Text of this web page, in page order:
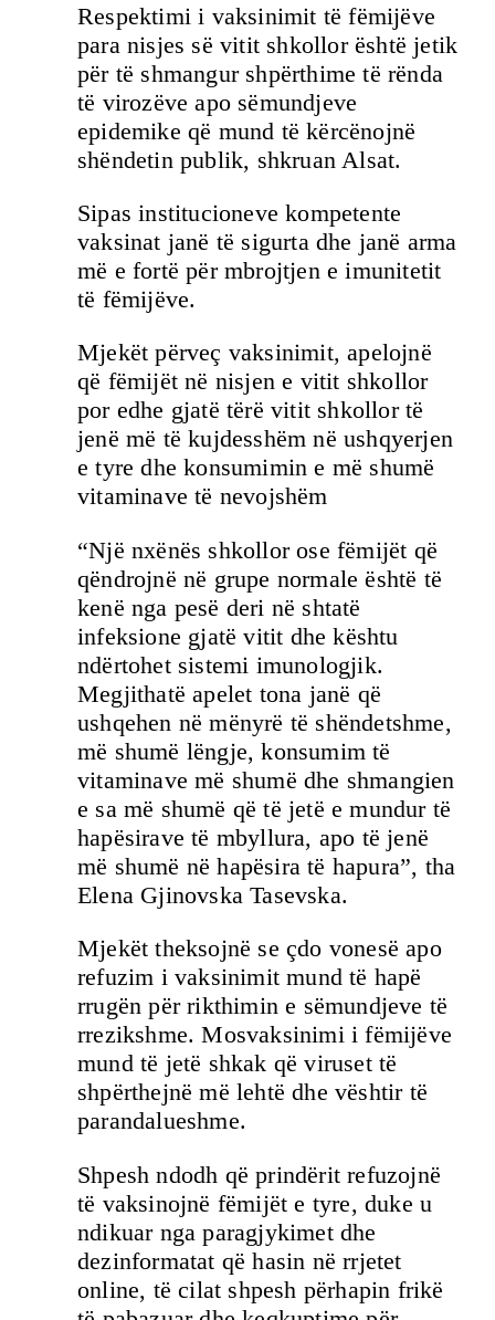
Respektimi i vaksinimit të fëmijëve
para nisjes së vitit shkollor është jetik
për të shmangur shpërthime të rënda
të virozëve apo sëmundjeve
epidemike që mund të kërcënojnë
shëndetin publik, shkruan Alsat.
Sipas institucioneve kompetente
vaksinat janë të sigurta dhe janë arma
më e fortë për mbrojtjen e imunitetit
të fëmijëve.
Mjekët përveç vaksinimit, apelojnë
që fëmijët në nisjen e vitit shkollor
por edhe gjatë tërë vitit shkollor të
jenë më të kujdesshëm në ushqyerjen
e tyre dhe konsumimin e më shumë
vitaminave të nevojshëm
“Një nxënës shkollor ose fëmijët që
qëndrojnë në grupe normale është të
kenë nga pesë deri në shtatë
infeksione gjatë vitit dhe kështu
ndërtohet sistemi imunologjik.
Megjithatë apelet tona janë që
ushqehen në mënyrë të shëndetshme,
më shumë lëngje, konsumim të
vitaminave më shumë dhe shmangien
e sa më shumë që të jetë e mundur të
hapësirave të mbyllura, apo të jenë
më shumë në hapësira të hapura”, tha
Elena Gjinovska Tasevska.
Mjekët theksojnë se çdo vonesë apo
refuzim i vaksinimit mund të hapë
rrugën për rikthimin e sëmundjeve të
rrezikshme. Mosvaksinimi i fëmijëve
mund të jetë shkak që viruset të
shpërthejnë më lehtë dhe vështir të
parandalueshme.
Shpesh ndodh që prindërit refuzojnë
të vaksinojnë fëmijët e tyre, duke u
ndikuar nga paragjykimet dhe
dezinformatat që hasin në rrjetet
online, të cilat shpesh përhapin frikë